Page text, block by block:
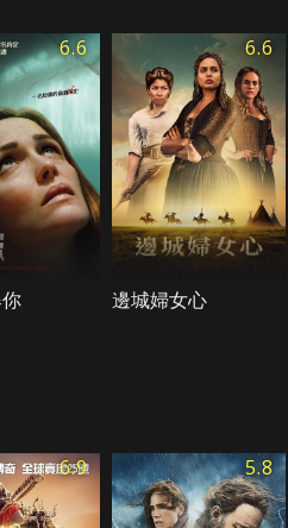
6.6 6.6
邊城婦女心
6.9 5.8